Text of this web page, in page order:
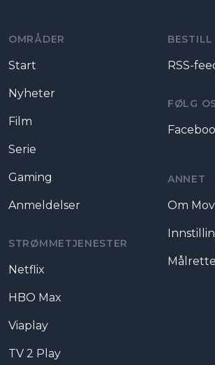
OMRÅDER
Start
Nyheter
Film
Serie
Gaming
Anmeldelser
STRØMMETJENESTER
Netflix
HBO Max
Viaplay
TV 2 Play
BESTILL
RSS-
FØLG
ANNET
Om